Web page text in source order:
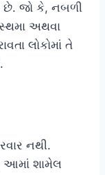
છે. જો કે, નબળી
અથવા
લોકોમાં તે
નથી.
આમાં શામેલ